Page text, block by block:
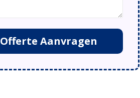
Offerte Aanvragen